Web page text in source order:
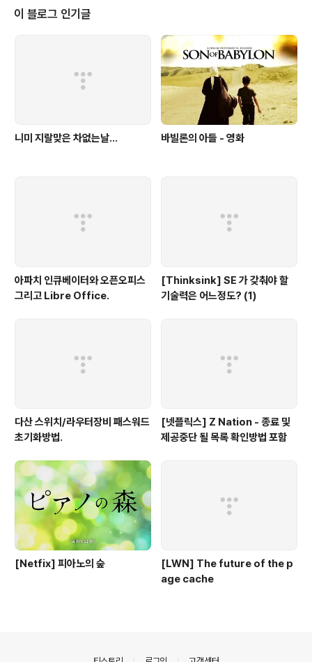
게 떨어지니까말이다... 다음과 같은 패치를 적용하면 RPM 제작이 가능하다. ..
이 블로그 인기글
니미 지랄맞은 차없는날... 바빌론의 아들 - 영화
아파치 인큐베이터와 오픈오피스
그리고 Libre Office.
[Thinksink] SE 가 갖춰야 할
기술력은 어느정도? (1)
다산 스위치/라우터장비 패스워드
초기화방법.
[넷플릭스] Z Nation - 종료 및
제공중단 될 목록 확인방법 포함
[Netfix] 피아노의 숲
[LWN] The future of the p
age cache